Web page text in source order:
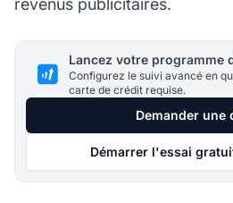
revenus publicitaires.
Lancez votre
Configurez le suivi avancé en
carte de crédit requise.
Demander une
Démarrer l'essai